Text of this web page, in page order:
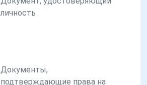
личность
Документы,
подтверждающие права на